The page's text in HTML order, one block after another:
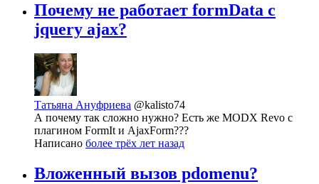
Почему не работает formData с
jquery ajax?
Татьяна Ануфриева @kalisto74
А почему так сложно нужно? Есть же MODX Revo с
плагином FormIt и AjaxForm???
Написано более трёх лет назад
Вложенный вызов pdomenu?